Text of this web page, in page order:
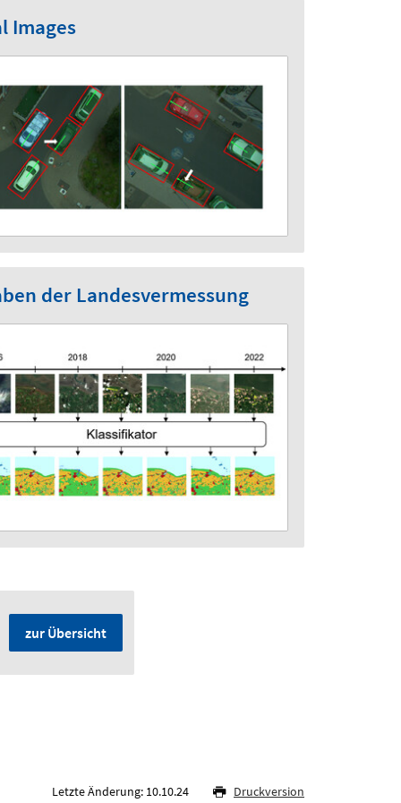
Images
der Landesvermessung
zur Übersicht
Letzte Änderung: 10.10.24 Druckversion